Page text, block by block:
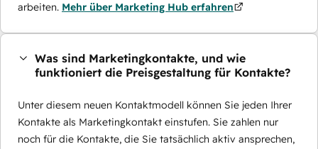
arbeiten. Mehr über Marketing Hub erfahren
Was sind Marketingkontakte, und wie
funktioniert die Preisgestaltung für Kontakte?
Unter diesem neuen Kontaktmodell können Sie jeden Ihrer
Kontakte als Marketingkontakt einstufen. Sie zahlen nur
noch für die Kontakte, die Sie tatsächlich aktiv ansprechen,